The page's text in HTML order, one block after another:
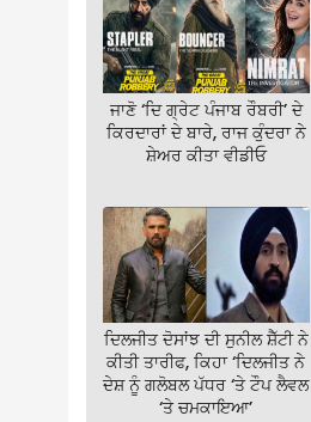
ਜਾਣੋ ‘ਦਿ ਗ੍ਰੇਟ ਪੰਜਾਬ ਰੌਬਰੀ’ ਦੇ
ਕਿਰਦਾਰਾਂ ਦੇ ਬਾਰੇ, ਰਾਜ ਕੁੰਦਰਾ ਨੇ
ਸ਼ੇਅਰ ਕੀਤਾ ਵੀਡੀਓ
ਦਿਲਜੀਤ ਦੋਸਾਂਝ ਦੀ ਸੁਨੀਲ ਸ਼ੈੱਟੀ ਨੇ
ਕੀਤੀ ਤਾਰੀਫ, ਕਿਹਾ ‘ਦਿਲਜੀਤ ਨੇ
ਦੇਸ਼ ਨੂੰ ਗਲੋਬਲ ਪੱਧਰ ‘ਤੇ ਟੌਪ ਲੈਵਲ
‘ਤੇ ਚਮਕਾਇਆ’